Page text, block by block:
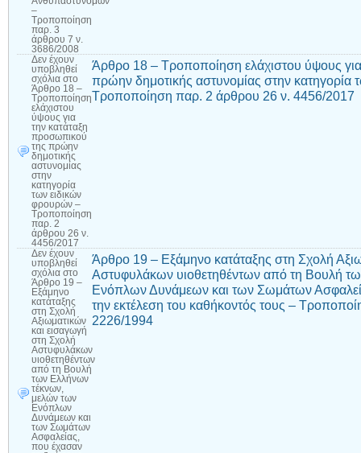
–
Τροποποίηση
παρ. 3
άρθρου 7 ν.
3686/2008
Δεν έχουν
υποβληθεί
σχόλια στο
Άρθρο 18 –
Τροποποίηση
ελάχιστου
ύψους για
την κατάταξη
προσωπικού
της πρώην
δημοτικής
αστυνομίας
στην
κατηγορία
των ειδικών
φρουρών –
Τροποποίηση
παρ. 2
άρθρου 26 ν.
4456/2017
Άρθρο 18 – Τροποποίηση ελάχιστου ύψους
πρώην δημοτικής αστυνομίας στην κατηγορία
Τροποποίηση παρ. 2 άρθρου 26 ν. 4456/2017
Δεν έχουν
υποβληθεί
σχόλια στο
Άρθρο 19 –
Εξάμηνο
κατάταξης
στη Σχολή
Αξιωματικών
και εισαγωγή
στη Σχολή
Αστυφυλάκων
υιοθετηθέντων
από τη Βουλή
των Ελλήνων
τέκνων,
μελών των
Ενόπλων
Δυνάμεων και
των Σωμάτων
Ασφαλείας,
που έχασαν
Άρθρο 19 – Εξάμηνο κατάταξης στη Σχολή
Αστυφυλάκων υιοθετηθέντων από τη Βουλή
Ενόπλων Δυνάμεων και των Σωμάτων
την εκτέλεση του καθήκοντός τους –
2226/1994